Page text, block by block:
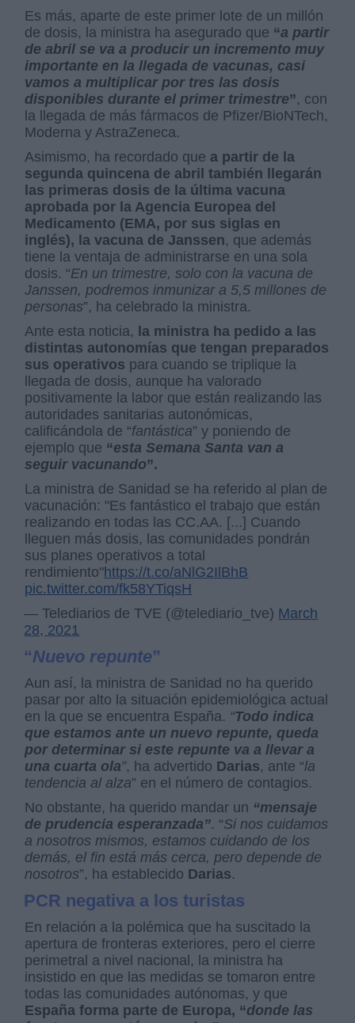
Es más, aparte de este primer lote de un millón
de dosis, la ministra ha asegurado que “a partir
de abril se va a producir un incremento muy
importante en la llegada de vacunas, casi
vamos a multiplicar por tres las dosis
disponibles durante el primer trimestre”, con
la llegada de más fármacos de Pfizer/BioNTech,
Moderna y AstraZeneca.
Asimismo, ha recordado que a partir de la
segunda quincena de abril también llegarán
las primeras dosis de la última vacuna
aprobada por la Agencia Europea del
Medicamento (EMA, por sus siglas en
inglés), la vacuna de Janssen, que además
tiene la ventaja de administrarse en una sola
dosis. “En un trimestre, solo con la vacuna de
Janssen, podremos inmunizar a 5,5 millones de
personas”, ha celebrado la ministra.
Ante esta noticia, la ministra ha pedido a las
distintas autonomías que tengan preparados
sus operativos para cuando se triplique la
llegada de dosis, aunque ha valorado
positivamente la labor que están realizando las
autoridades sanitarias autonómicas,
calificándola de “fantástica” y poniendo de
ejemplo que “esta Semana Santa van a
seguir vacunando”.
La ministra de Sanidad se ha referido al plan de
vacunación: "Es fantástico el trabajo que están
realizando en todas las CC.AA. [...] Cuando
lleguen más dosis, las comunidades pondrán
sus planes operativos a total
rendimiento"https://t.co/aNlG2IlBhB
pic.twitter.com/fk58YTiqsH
— Telediarios de TVE (@telediario_tve) March
28, 2021
“Nuevo repunte”
Aun así, la ministra de Sanidad no ha querido
pasar por alto la situación epidemiológica actual
en la que se encuentra España. “Todo indica
que estamos ante un nuevo repunte, queda
por determinar si este repunte va a llevar a
una cuarta ola”, ha advertido Darias, ante “la
tendencia al alza” en el número de contagios.
No obstante, ha querido mandar un “mensaje
de prudencia esperanzada”. “Si nos cuidamos
a nosotros mismos, estamos cuidando de los
demás, el fin está más cerca, pero depende de
nosotros”, ha establecido Darias.
PCR negativa a los turistas
En relación a la polémica que ha suscitado la
apertura de fronteras exteriores, pero el cierre
perimetral a nivel nacional, la ministra ha
insistido en que las medidas se tomaron entre
todas las comunidades autónomas, y que
España forma parte de Europa, “donde las